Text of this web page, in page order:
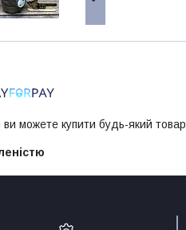
ви можете купити будь-який